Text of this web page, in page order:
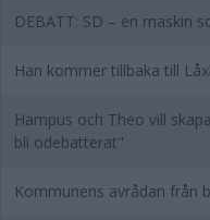
DEBATT: SD – en maskin
Han kommer tillbaka till
Hampus och Theo vill
bli odebatterat"
Kommunens avrådan från